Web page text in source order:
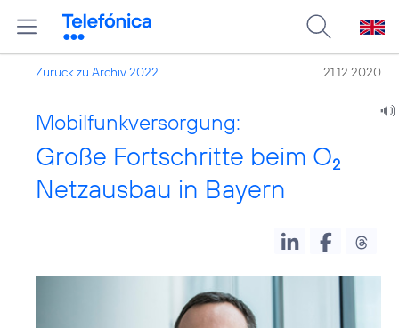
Zurück zu Archiv 2022 21.12.2020
Mobilfunkversorgung:
Große Fortschritte beim O2
Netzausbau in Bayern